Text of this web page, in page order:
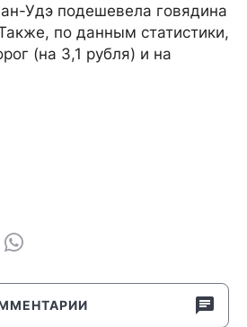
Удэ подешевела говядина
по данным статистики,
(на 3,1 рубля) и на